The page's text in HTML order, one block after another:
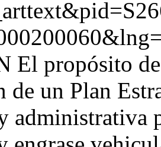
El propósito
de un Plan
administrativa